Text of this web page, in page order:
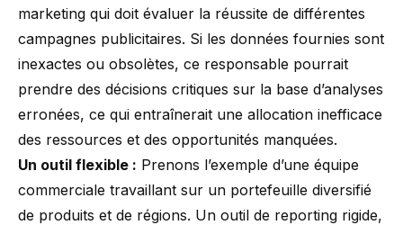
marketing qui doit évaluer la réussite de différentes
campagnes publicitaires. Si les données fournies sont
inexactes ou obsolètes, ce responsable pourrait
prendre des décisions critiques sur la base d’analyses
erronées, ce qui entraînerait une allocation inefficace
des ressources et des opportunités manquées.
Un outil flexible : Prenons l’exemple d’une équipe
commerciale travaillant sur un portefeuille diversifié
de produits et de régions. Un outil de reporting rigide,